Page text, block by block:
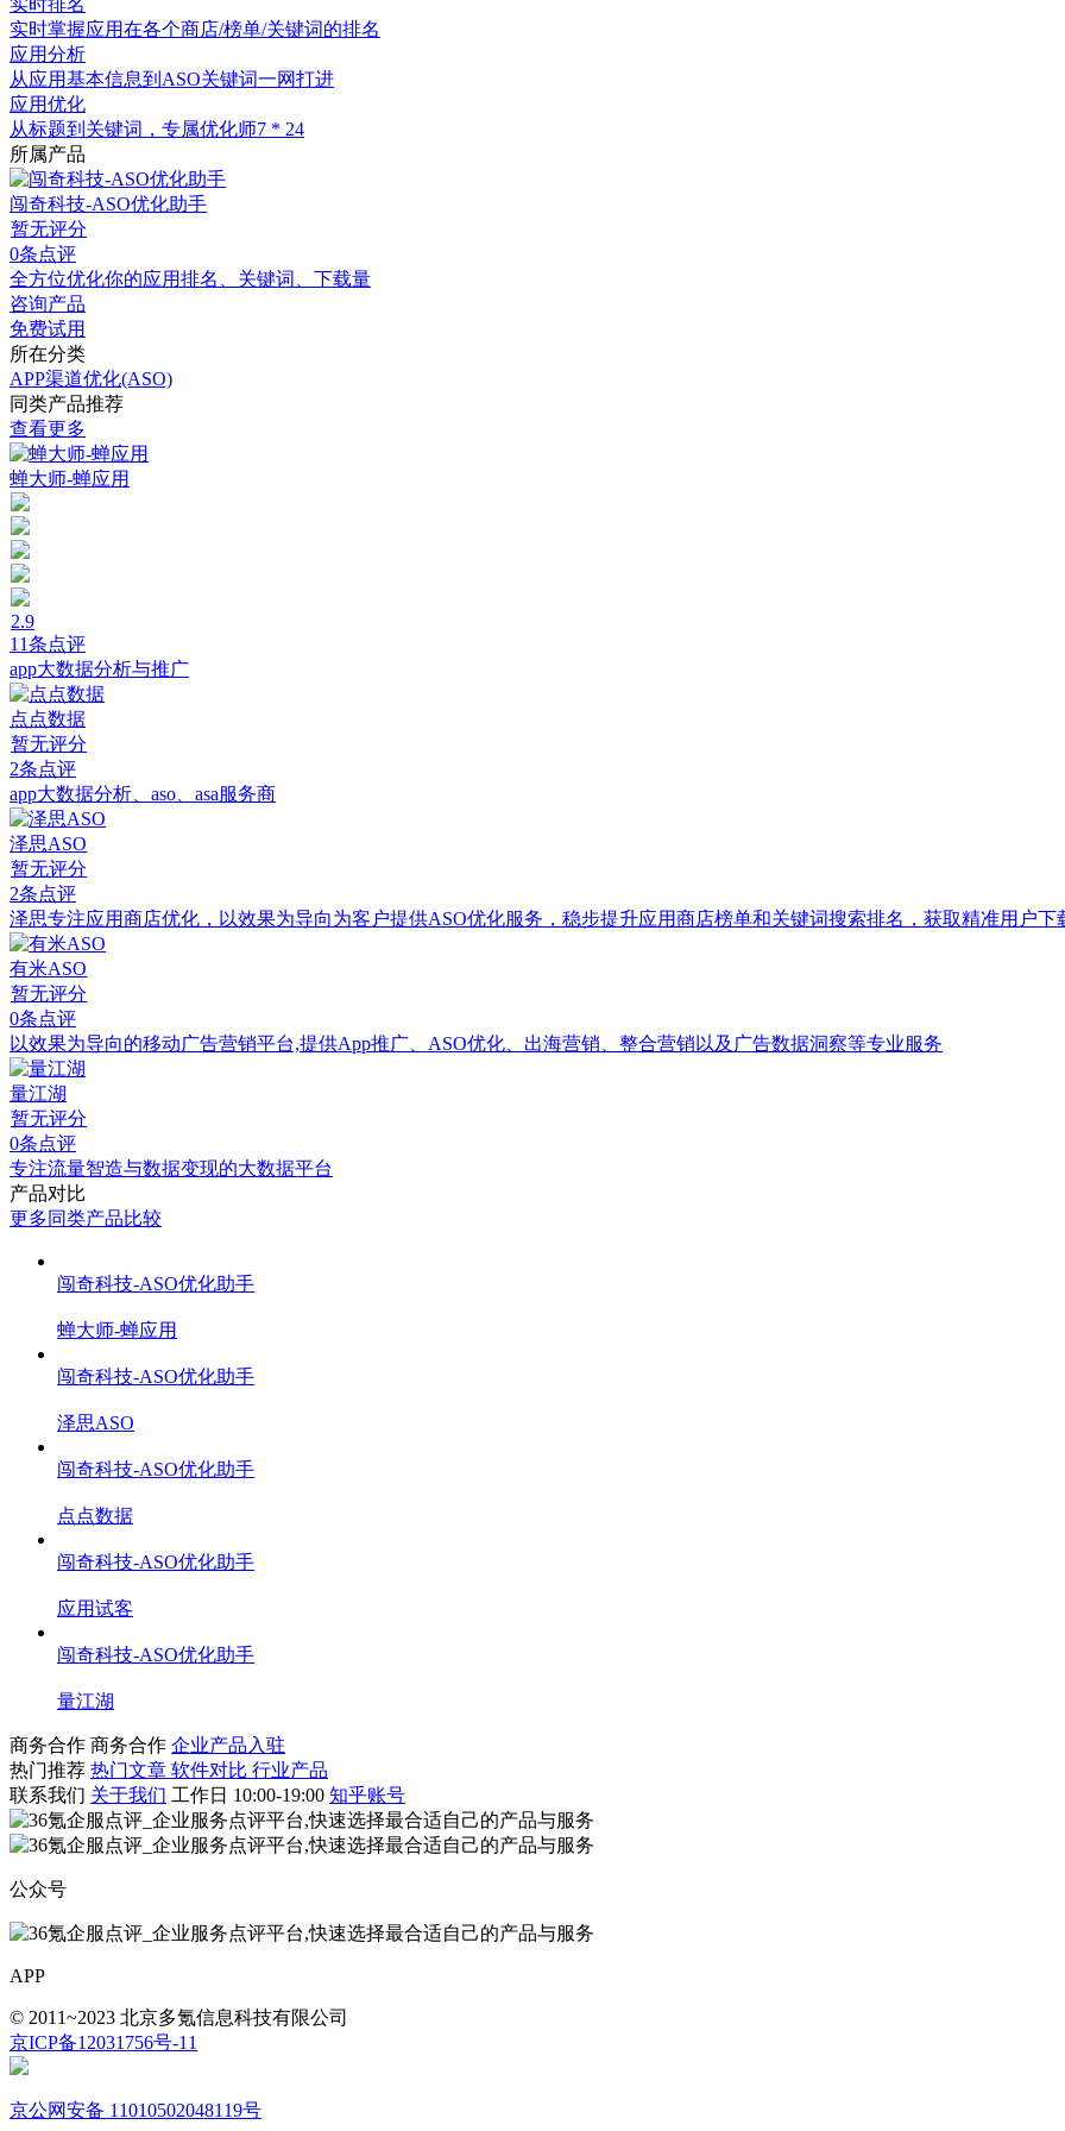
实时掌握应用在各个商店/榜单/关键词的排名
应用分析
从应用基本信息到ASO关键词一网打进
应用优化
从标题到关键词，专属优化师7 * 24
所属产品
闯奇科技-ASO优化助手
暂无评分
0条点评
全方位优化你的应用排名、关键词、下载量
咨询产品
免费试用
所在分类
APP渠道优化(ASO)
同类产品推荐
查看更多
蝉大师-蝉应用
2.9
11条点评
app大数据分析与推广
点点数据
暂无评分
2条点评
app大数据分析、aso、asa服务商
泽思ASO
暂无评分
2条点评
泽思专注应用商店优化，以效果为导向为客户提供ASO优化服务，稳步提升应用商店榜单和关键词搜索排名，获取精准用户下
有米ASO
暂无评分
0条点评
以效果为导向的移动广告营销平台,提供App推广、ASO优化、出海营销、整合营销以及广告数据洞察等专业服务
量江湖
暂无评分
0条点评
专注流量智造与数据变现的大数据平台
产品对比
更多同类产品比较
闯奇科技-ASO优化助手
蝉大师-蝉应用
闯奇科技-ASO优化助手
泽思ASO
闯奇科技-ASO优化助手
点点数据
闯奇科技-ASO优化助手
应用试客
闯奇科技-ASO优化助手
量江湖
商务合作 商务合作 企业产品入驻
热门推荐 热门文章 软件对比 行业产品
联系我们 关于我们 工作日 10:00-19:00 知乎账号
公众号
APP
© 2011~2023 北京多氪信息科技有限公司
京ICP备12031756号-11
京公网安备 11010502048119号